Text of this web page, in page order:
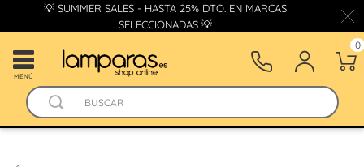
💡 SUMMER SALES - HASTA 25% DTO. EN MARCAS
SELECCIONADAS 💡
MENÚ
0